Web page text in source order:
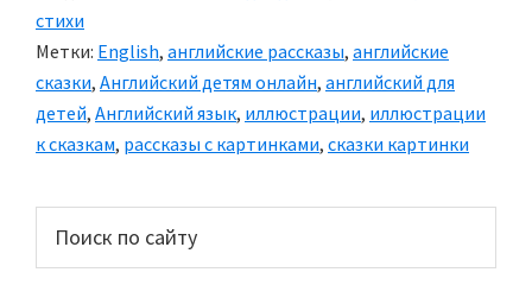
стихи
Метки: English, английские рассказы, английские
сказки, Английский детям онлайн, английский для
детей, Английский язык, иллюстрации, иллюстрации
к сказкам, рассказы с картинками, сказки картинки
Основной
сайдбар